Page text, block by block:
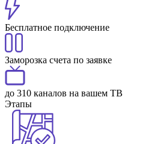
Бесплатное подключение
Заморозка счета по заявке
до 310 каналов на вашем ТВ
Этапы